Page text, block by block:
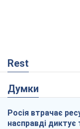
Rest
Думки
Росія втрачає
насправді диктує